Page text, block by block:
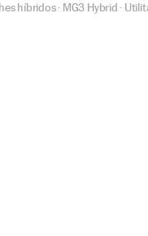
híbridos· MG3 Hybrid ·